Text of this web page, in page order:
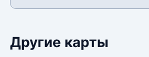
Другие карты